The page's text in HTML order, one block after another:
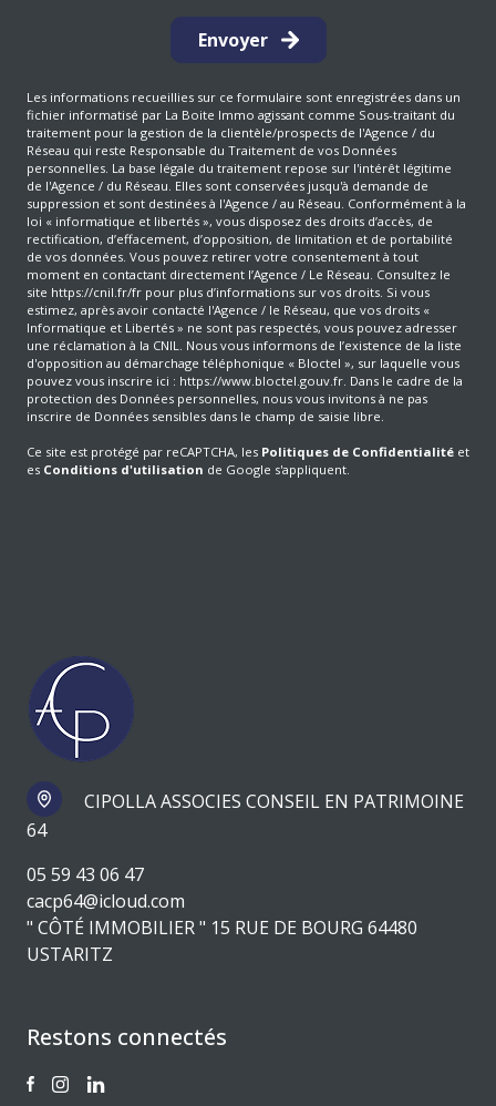
Envoyer
Les informations recueillies sur ce formulaire sont enregistrées dans un
fichier informatisé par La Boite Immo agissant comme Sous-traitant du
traitement pour la gestion de la clientèle/prospects de l'Agence / du
Réseau qui reste Responsable du Traitement de vos Données
personnelles. La base légale du traitement repose sur l'intérêt légitime
de l'Agence / du Réseau. Elles sont conservées jusqu'à demande de
suppression et sont destinées à l'Agence / au Réseau. Conformément à la
loi « informatique et libertés », vous disposez des droits d’accès, de
rectification, d’effacement, d’opposition, de limitation et de portabilité
de vos données. Vous pouvez retirer votre consentement à tout
moment en contactant directement l’Agence / Le Réseau. Consultez le
site https://cnil.fr/fr pour plus d’informations sur vos droits. Si vous
estimez, après avoir contacté l'Agence / le Réseau, que vos droits «
Informatique et Libertés » ne sont pas respectés, vous pouvez adresser
une réclamation à la CNIL. Nous vous informons de l’existence de la liste
d'opposition au démarchage téléphonique « Bloctel », sur laquelle vous
pouvez vous inscrire ici : https://www.bloctel.gouv.fr . Dans le cadre de la
protection des Données personnelles, nous vous invitons à ne pas
inscrire de Données sensibles dans le champ de saisie libre.
Ce site est protégé par reCAPTCHA, les Politiques de Confidentialité et
es Conditions d'utilisation de Google s'appliquent.
CIPOLLA ASSOCIES CONSEIL EN PATRIMOINE
64
05 59 43 06 47
cacp64@icloud.com
" CÔTÉ IMMOBILIER " 15 RUE DE BOURG 64480
USTARITZ
Restons connectés